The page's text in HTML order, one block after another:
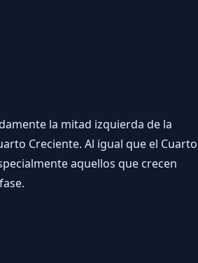
la mitad izquierda de la
Creciente. Al igual que el Cuarto
aquellos que crecen